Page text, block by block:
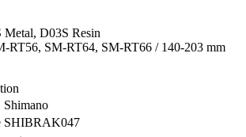
Metal, D03S Resin
RT56, SM-RT64, SM-RT66 / 140-203 mm
Shimano
SHIBRAK047